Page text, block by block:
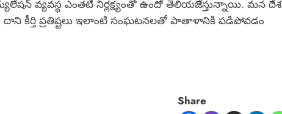
వ్యవస్థ ఎంతటి నిర్లక్ష్యంతో ఉందో తెలియజేస్తున్నాయి. మన దేశ
దాని కీర్తి ప్రతిష్టలు ఇలాంటి సంఘటనలతో పాతాళానికి పడిపోవడం
Share